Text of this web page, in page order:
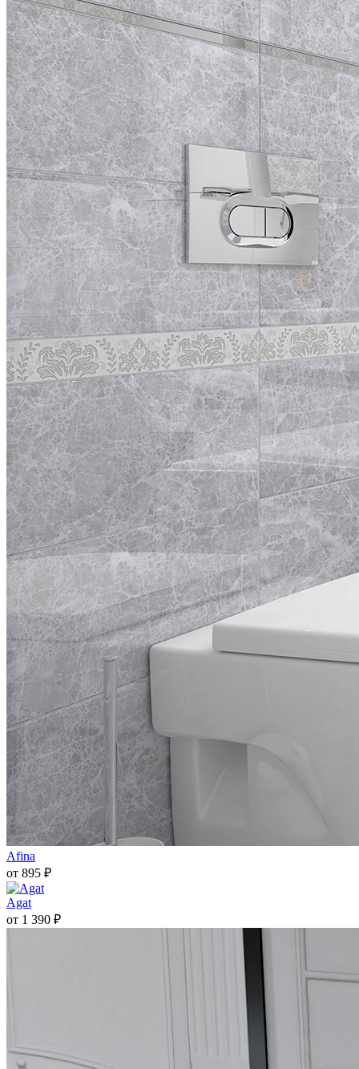
Afina
от 895 ₽
Agat
от 1 390 ₽